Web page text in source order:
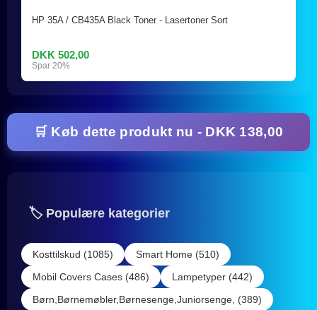
HP 35A / CB435A Black Toner - Lasertoner Sort
DKK 502,00
Spar 20%
🛒 Køb dette produkt nu - DKK 138,00
🏷️ Populære kategorier
Kosttilskud (1085)
Smart Home (510)
Mobil Covers Cases (486)
Lampetyper (442)
Børn,Børnemøbler,Børnesenge,Juniorsenge, (389)